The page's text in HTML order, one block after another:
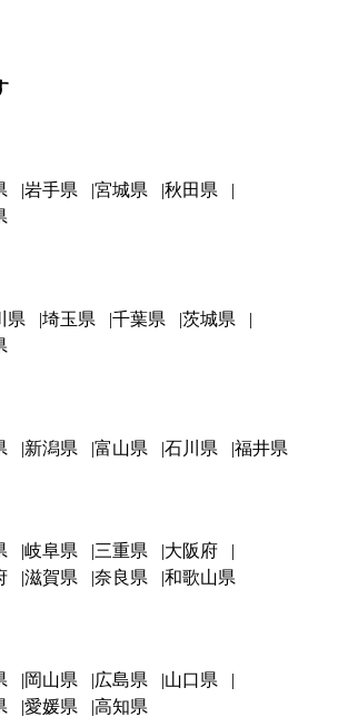
岩手県 宮城県
秋田県
県 埼玉県 千葉県
茨城県
新潟県 富山県 石川県 福井県
岐阜県 三重県
大阪府
滋賀県 奈良県 和歌山県
岡山県 広島県
山口県
愛媛県 高知県